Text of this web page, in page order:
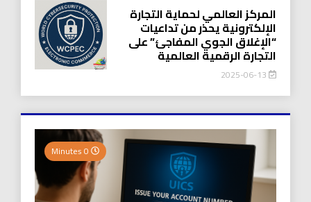
المركز العالمي لحماية التجارة
الإلكترونية يحذر من تداعيات
“الإغلاق الجوي المفاجئ” على
التجارة الرقمية العالمية
2025-06-13